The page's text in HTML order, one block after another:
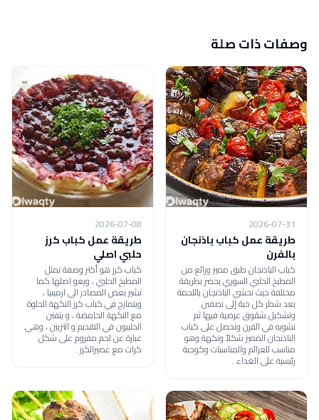
وصفات ذات صلة
2026-07-31
طريقة عمل كباب باذنجان
بالفرن
كباب الباذنجان طبق مميز ورائع من
المطبخ الحلبي السوري يحضر بطريقة
مختلفة حيث نحشي الباذنجان باللحمة
بعد شطر كل حبة إلى نصفين
وتشكيل شقوق عرضية فيها ثم
نشويه في الفرن ونحصل على كباب
الباذنجان المميز شكلاً ونكهة وهو
مناسب للعزائم والمناسبات وكوجبة
رئيسية على الغداء .
2026-07-08
طريقة عمل كباب كرز
حلبي اصلي
كباب كرز هو أكتر وصفة تمثل
المطبخ الحلبي ، ويعو اصلها كما
تشير بعض المصادر الى ارمينيا ،
ويتمازج في كباب كرز النكهة الحلوة
مع النكهة الحامضة ، و يتفنن
الحلبيون في التقديم و التزيين ، وهي
عبارة عن لحم مفروم على شكل
كرات مع عصيرالكرز .